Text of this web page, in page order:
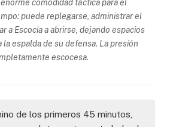
comodidad táctica para el
puede replegarse, administrar el
a Escocia a abrirse, dejando espacios
la espalda de su defensa. La presión
escocesa.
de los primeros 45 minutos,